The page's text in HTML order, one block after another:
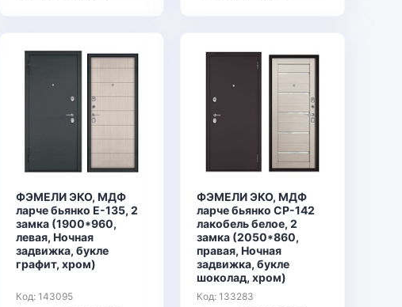
ФЭМЕЛИ ЭКО, МДФ
ларче бьянко E-135, 2
замка (1900*960,
левая, Ночная
задвижка, букле
графит, хром)
Код: 143095
ФЭМЕЛИ ЭКО, МДФ
ларче бьянко СР-142
лакобель белое, 2
замка (2050*860,
правая, Ночная
задвижка, букле
шоколад, хром)
Код: 133283